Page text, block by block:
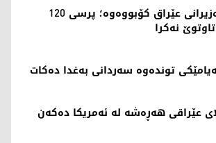
ئەنجوومەنی وەزیرانی عێراق کۆبووەوە؛ پرسی 120
نەکرا
توندەوە سەردانی بەغدا دەکات
عێراقی هەڕەشە لە ئەمریکا دەکەن